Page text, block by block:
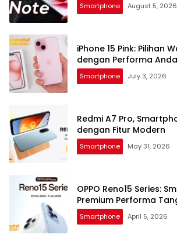
Smartphone August 5, 2026
iPhone 15 Pink: Pilihan
dengan Performa
Smartphone July 3, 2026
Redmi A7 Pro,
dengan Fitur Modern
Smartphone May 31, 2026
OPPO Reno15 Series:
Premium Performa
Smartphone April 5, 2026